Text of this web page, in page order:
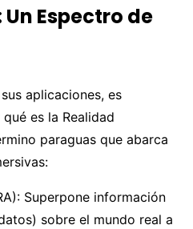
Espectro de
aplicaciones, es
es la Realidad
paraguas que abarca
Superpone información
sobre el mundo real a